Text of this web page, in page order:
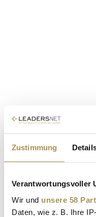
Zustimmung
Verantwortungsvoller
Wir und unsere 58
Daten, wie z. B. Ihre